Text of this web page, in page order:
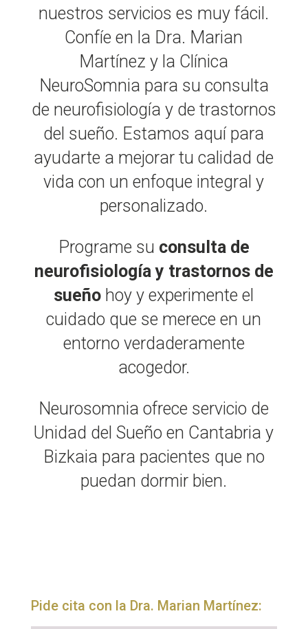
nuestros servicios es muy fácil.
Confíe en la Dra. Marian
Martínez y la Clínica
NeuroSomnia para su consulta
de neurofisiología y de trastornos
del sueño. Estamos aquí para
ayudarte a mejorar tu calidad de
vida con un enfoque integral y
personalizado.
Programe su consulta de
neurofisiología y trastornos de
sueño hoy y experimente el
cuidado que se merece en un
entorno verdaderamente
acogedor.
Neurosomnia ofrece servicio de
Unidad del Sueño en Cantabria y
Bizkaia para pacientes que no
puedan dormir bien.
Pide cita con la Dra. Marian Martínez: